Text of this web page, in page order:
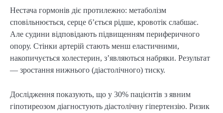
Нестача гормонів діє протилежно: метаболізм
сповільнюється, серце б’ється рідше, кровотік слабшає.
Але судини відповідають підвищенням периферичного
опору. Стінки артерій стають менш еластичними,
накопичується холестерин, з’являються набряки. Результат
— зростання нижнього (діастолічного) тиску.
Дослідження показують, що у 30% пацієнтів з явним
гіпотиреозом діагностують діастолічну гіпертензію. Ризик